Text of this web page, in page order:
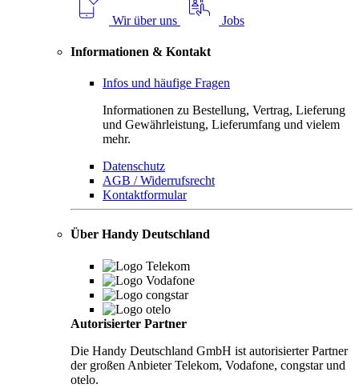
Wir über uns Jobs
Informationen & Kontakt
Infos und häufige Fragen
Informationen zu Bestellung, Vertrag, Lieferung
und Gewährleistung, Lieferumfang und vielem
mehr.
Datenschutz
AGB / Widerrufsrecht
Kontaktformular
Über Handy Deutschland
Autorisierter Partner
Die Handy Deutschland GmbH ist autorisierter Partner
der großen Anbieter Telekom, Vodafone, congstar und
otelo.